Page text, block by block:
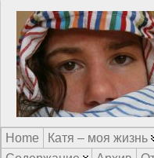
Home Катя – моя жизнь